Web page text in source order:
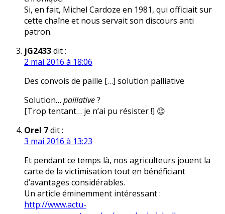
Si, en fait, Michel Cardoze en 1981, qui officiait sur
cette chaîne et nous servait son discours anti
patron.
jG2433dit :
2 mai 2016 à 18:06
Des convois de paille […] solution palliative
Solution… paillative?
[Trop tentant… je n’ai pu résister !] 😉
Orel 7dit :
3 mai 2016 à 13:23
Et pendant ce temps là, nos agriculteurs jouent la
carte de la victimisation tout en bénéficiant
d’avantages considérables.
Un article éminemment intéressant :
http://www.actu-